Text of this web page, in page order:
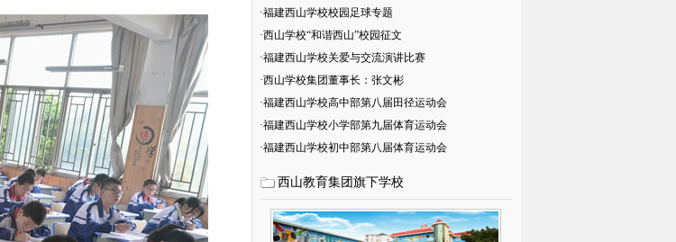
·福建西山学校校园足球专题
·西山学校“和谐西山”校园征文
·福建西山学校关爱与交流演讲比赛
·西山学校集团董事长：张文彬
·福建西山学校高中部第八届田径运动会
·福建西山学校小学部第九届体育运动会
·福建西山学校初中部第八届体育运动会
西山教育集团旗下学校